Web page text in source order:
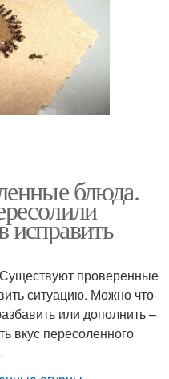
блюда.
исправить
проверенные
ситуацию. Можно что-
или дополнить –
вкус пересоленного